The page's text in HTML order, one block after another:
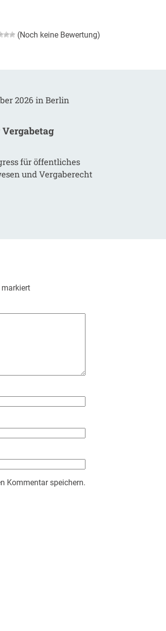
(Noch keine Bewertung)
2026 in Berlin
Vergabetag
für öffentliches
und Vergaberecht
markiert
Kommentar speichern.